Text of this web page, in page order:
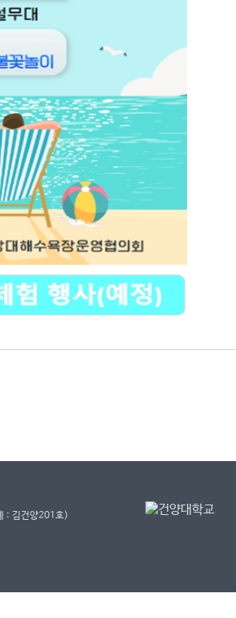
: 김건양201호)